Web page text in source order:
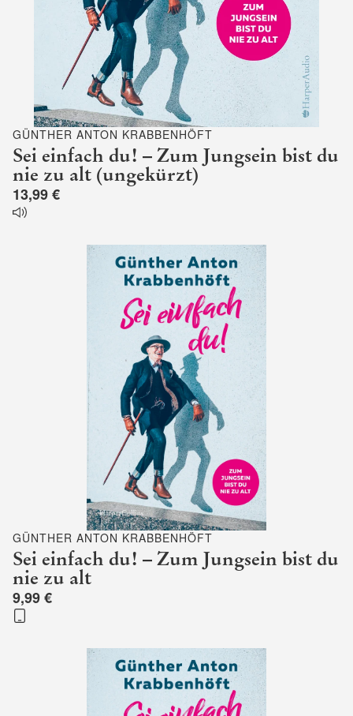
GÜNTHER ANTON KRABBENHÖFT
Sei einfach du! – Zum Jungsein bist du
nie zu alt (ungekürzt)
13,99 €
GÜNTHER ANTON KRABBENHÖFT
Sei einfach du! – Zum Jungsein bist du
nie zu alt
9,99 €